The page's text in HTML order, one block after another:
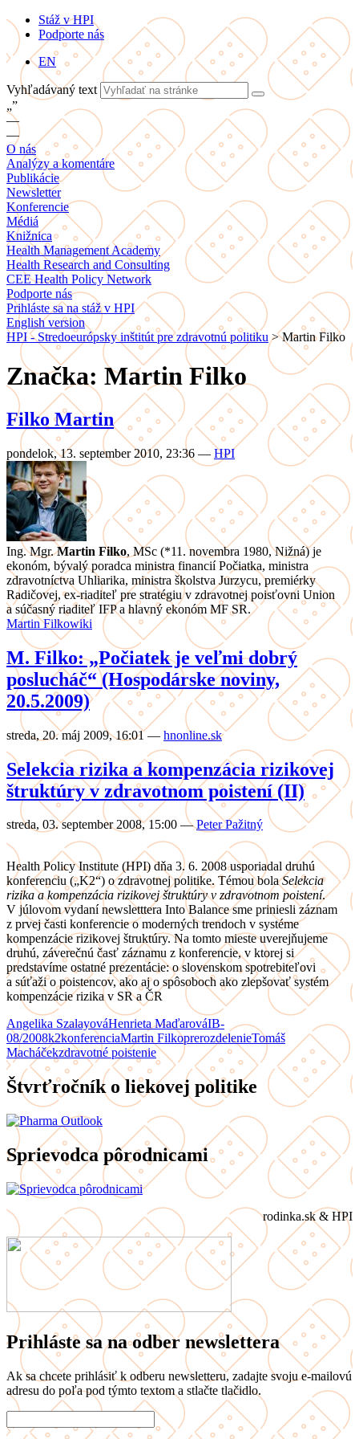
Stáž v HPI
Podporte nás
EN
Vyhľadávaný text
„”
—
—
O nás
Analýzy a komentáre
Publikácie
Newsletter
Konferencie
Médiá
Knižnica
Health Management Academy
Health Research and Consulting
CEE Health Policy Network
Podporte nás
Prihláste sa na stáž v HPI
English version
HPI - Stredoeurópsky inštitút pre zdravotnú politiku >Martin Filko
Značka: Martin Filko
Filko Martin
pondelok, 13. september 2010, 23:36 — HPI
Ing. Mgr.Martin Filko, MSc (*11. novembra 1980, Nižná) je
ekonóm, bývalý poradca ministra financií Počiatka, ministra
zdravotníctva Uhliarika, ministra školstva Jurzycu, premiérky
Radičovej, ex-riaditeľ pre stratégiu v zdravotnej poisťovni Union
a súčasný riaditeľ IFP a hlavný ekonóm MF SR.
Martin Filkowiki
M. Filko: „Počiatek je veľmi dobrý
poslucháč“ (Hospodárske noviny,
20.5.2009)
streda, 20. máj 2009, 16:01 — hnonline.sk
Selekcia rizika a kompenzácia rizikovej
štruktúry v zdravotnom poistení (II)
streda, 03. september 2008, 15:00 — Peter Pažitný
Health Policy Institute (HPI) dňa 3. 6. 2008 usporiadal druhú
konferenciu („K2“) o zdravotnej politike. Témou bolaSelekcia
rizika a kompenzácia rizikovej štruktúry v zdravotnom poistení.
V júlovom vydaní newsletttera Into Balance sme priniesli záznam
z prvej časti konferencie o moderných trendoch v systéme
kompenzácie rizikovej štruktúry. Na tomto mieste uverejňujeme
druhú, záverečnú časť záznamu z konferencie, v ktorej si
predstavíme ostatné prezentácie: o slovenskom spotrebiteľovi
a súťaži o poistencov, ako aj o spôsoboch ako zlepšovať systém
kompenzácie rizika v SR a ČR
Angelika SzalayováHenrieta MaďarováIB-
08/2008k2konferenciaMartin FilkoprerozdelenieTomáš
Macháčekzdravotné poistenie
Štvrťročník o liekovej politike
Sprievodca pôrodnicami
rodinka.sk & HPI
Prihláste sa na odber newslettera
Ak sa chcete prihlásiť k odberu newsletteru, zadajte svoju e-mailovú
adresu do poľa pod týmto textom a stlačte tlačidlo.